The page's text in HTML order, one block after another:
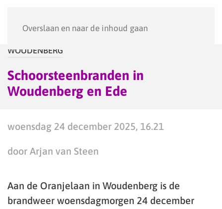
Overslaan en naar de inhoud gaan
WOUDENBERG
Schoorsteenbranden in
Woudenberg en Ede
woensdag 24 december 2025, 16.21
door Arjan van Steen
Aan de Oranjelaan in Woudenberg is de
brandweer woensdagmorgen 24 december